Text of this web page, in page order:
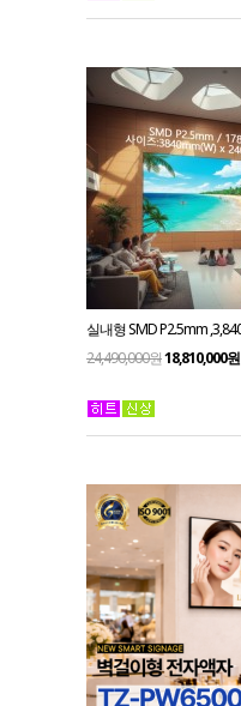
24,490,000원18,810,000원